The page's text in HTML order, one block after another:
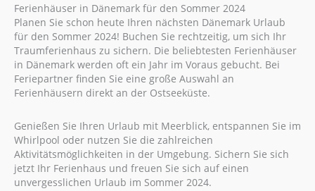
Ferienhäuser in Dänemark für den Sommer 2024
Planen Sie schon heute Ihren nächsten Dänemark Urlaub
für den Sommer 2024! Buchen Sie rechtzeitig, um sich Ihr
Traumferienhaus zu sichern. Die beliebtesten Ferienhäuser
in Dänemark werden oft ein Jahr im Voraus gebucht. Bei
Feriepartner finden Sie eine große Auswahl an
Ferienhäusern direkt an der Ostseeküste.
Genießen Sie Ihren Urlaub mit Meerblick, entspannen Sie im
Whirlpool oder nutzen Sie die zahlreichen
Aktivitätsmöglichkeiten in der Umgebung. Sichern Sie sich
jetzt Ihr Ferienhaus und freuen Sie sich auf einen
unvergesslichen Urlaub im Sommer 2024.